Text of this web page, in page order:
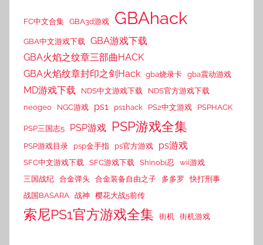
FC中文合集 GBA3d游戏 GBAhack
GBA中文游戏下载
GBA游戏下载
GBA火焰之纹章三部曲HACK
GBA火焰纹章封印之剑Hack gba烧录卡 gba震动游戏
MD游戏下载 NDS中文游戏下载
NDS官方游戏下载
neogeo
NGC游戏 ps1 ps1hack PS2中文游戏 PSPHACK
PSP三国志5 PSP游戏 PSP游戏全集
PSP游戏目录 psp金手指 ps官方游戏 ps游戏
SFC中文游戏下载 SFC游戏下载 Shinobi忍
wii游戏
三国战纪 合金弹头 合金装备自由之子 多多罗
快打刑事
战国BASARA 战神 樱花大战5前传
索尼PS1官方游戏全集 街机 街机游戏